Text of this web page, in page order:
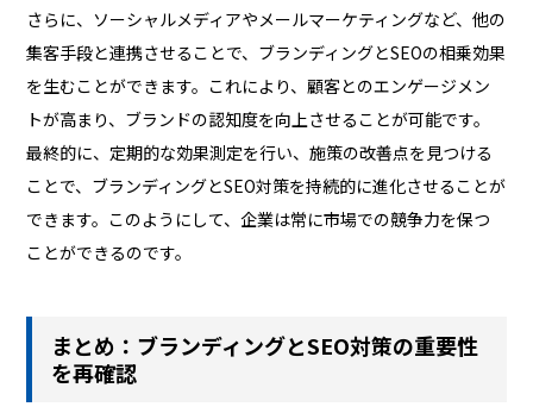
さらに、ソーシャルメディアやメールマーケティングなど、他の
集客手段と連携させることで、ブランディングとSEOの相乗効果
を生むことができます。これにより、顧客とのエンゲージメン
トが高まり、ブランドの認知度を向上させることが可能です。
最終的に、定期的な効果測定を行い、施策の改善点を見つける
ことで、ブランディングとSEO対策を持続的に進化させることが
できます。このようにして、企業は常に市場での競争力を保つ
ことができるのです。
まとめ：ブランディングとSEO対策の重要性
を再確認